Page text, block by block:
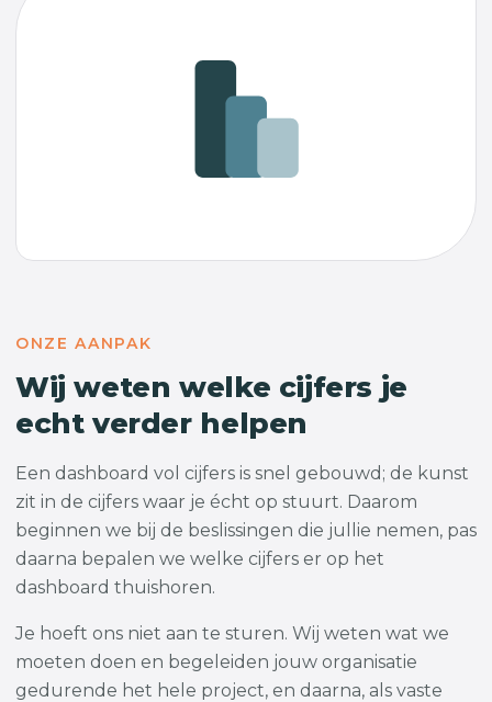
ONZE AANPAK
Wij weten welke cijfers je
echt verder helpen
Een dashboard vol cijfers is snel gebouwd; de kunst
zit in de cijfers waar je écht op stuurt. Daarom
beginnen we bij de beslissingen die jullie nemen, pas
daarna bepalen we welke cijfers er op het
dashboard thuishoren.
Je hoeft ons niet aan te sturen. Wij weten wat we
moeten doen en begeleiden jouw organisatie
gedurende het hele project, en daarna, als vaste